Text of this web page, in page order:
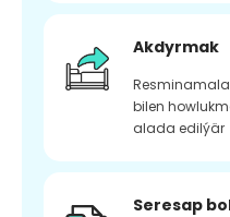
Akdyrmak
bilen
alada edilýär
Seresap